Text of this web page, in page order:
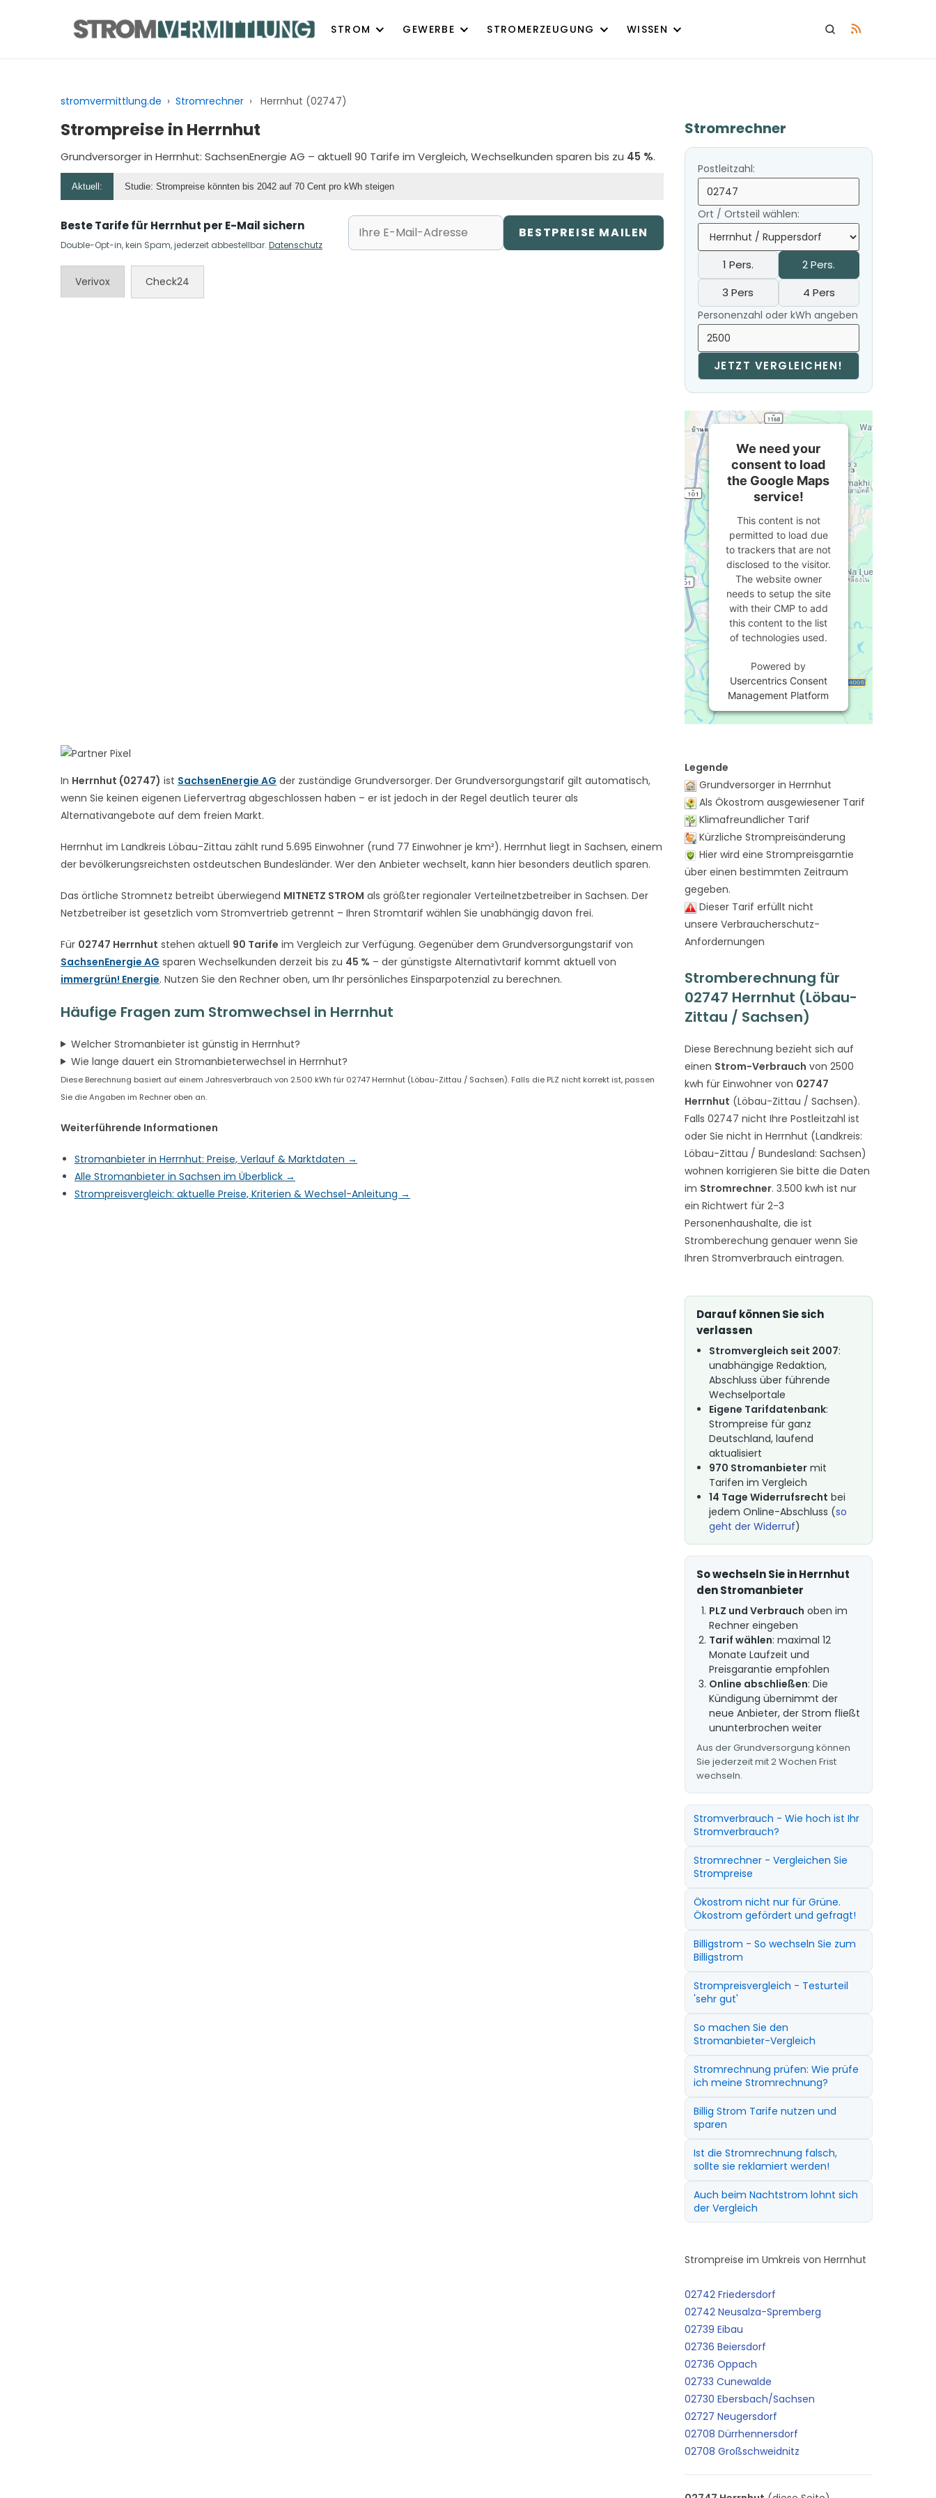
STROM GEWERBE STROMERZEUGUNG WISSEN
stromvermittlung.de › Stromrechner › Herrnhut (02747)
Strompreise in Herrnhut
Grundversorger in Herrnhut: SachsenEnergie AG – aktuell 90 Tarife im Vergleich, Wechselkunden sparen bis zu 45 %.
In Herrnhut (02747) ist SachsenEnergie AG der zuständige Grundversorger. Der Grundversorgungstarif gilt automatisch,
wenn Sie keinen eigenen Liefervertrag abgeschlossen haben – er ist jedoch in der Regel deutlich teurer als
Alternativangebote auf dem freien Markt.
Herrnhut im Landkreis Löbau-Zittau zählt rund 5.695 Einwohner (rund 77 Einwohner je km²). Herrnhut liegt in Sachsen, einem
der bevölkerungsreichsten ostdeutschen Bundesländer. Wer den Anbieter wechselt, kann hier besonders deutlich sparen.
Das örtliche Stromnetz betreibt überwiegend MITNETZ STROM als größter regionaler Verteilnetzbetreiber in Sachsen. Der
Netzbetreiber ist gesetzlich vom Stromvertrieb getrennt – Ihren Stromtarif wählen Sie unabhängig davon frei.
Für 02747 Herrnhut stehen aktuell 90 Tarife im Vergleich zur Verfügung. Gegenüber dem Grundversorgungstarif von
SachsenEnergie AG sparen Wechselkunden derzeit bis zu 45 % – der günstigste Alternativtarif kommt aktuell von
immergrün! Energie. Nutzen Sie den Rechner oben, um Ihr persönliches Einsparpotenzial zu berechnen.
Häufige Fragen zum Stromwechsel in Herrnhut
Welcher Stromanbieter ist günstig in Herrnhut?
Wie lange dauert ein Stromanbieterwechsel in Herrnhut?
Diese Berechnung basiert auf einem Jahresverbrauch von 2.500 kWh für 02747 Herrnhut (Löbau-Zittau / Sachsen). Falls die PLZ nicht korrekt ist, passen
Sie die Angaben im Rechner oben an.
Weiterführende Informationen
Stromanbieter in Herrnhut: Preise, Verlauf & Marktdaten →
Alle Stromanbieter in Sachsen im Überblick →
Strompreisvergleich: aktuelle Preise, Kriterien & Wechsel-Anleitung →
Aktuell: Studie: Strompreise könnten bis 2042 auf 70 Cent pro kWh steigen
Beste Tarife für Herrnhut per E-Mail sichern
Double-Opt-in, kein Spam, jederzeit abbestellbar. Datenschutz
BESTPREISE MAILEN
Verivox Check24
Stromrechner
Postleitzahl:
Ort / Ortsteil wählen:
1 Pers.
2 Pers.
3 Pers
4 Pers
Personenzahl oder kWh angeben
JETZT VERGLEICHEN!
We need your
consent to load
the Google Maps
service!
This content is not
permitted to load due
to trackers that are not
disclosed to the visitor.
The website owner
needs to setup the site
with their CMP to add
this content to the list
of technologies used.
Powered by
Usercentrics Consent
Management Platform
Legende
Grundversorger in Herrnhut
Als Ökostrom ausgewiesener Tarif
Klimafreundlicher Tarif
Kürzliche Strompreisänderung
Hier wird eine Strompreisgarntie
über einen bestimmten Zeitraum
gegeben.
Dieser Tarif erfüllt nicht
unsere Verbraucherschutz-
Anfordernungen
Stromberechnung für
02747 Herrnhut (Löbau-
Zittau / Sachsen)
Diese Berechnung bezieht sich auf
einen Strom-Verbrauch von 2500
kwh für Einwohner von 02747
Herrnhut (Löbau-Zittau / Sachsen).
Falls 02747 nicht Ihre Postleitzahl ist
oder Sie nicht in Herrnhut (Landkreis:
Löbau-Zittau / Bundesland: Sachsen)
wohnen korrigieren Sie bitte die Daten
im Stromrechner. 3.500 kwh ist nur
ein Richtwert für 2-3
Personenhaushalte, die ist
Stromberechung genauer wenn Sie
Ihren Stromverbrauch eintragen.
Darauf können Sie sich
verlassen
Stromvergleich seit 2007:
unabhängige Redaktion,
Abschluss über führende
Wechselportale
Eigene Tarifdatenbank:
Strompreise für ganz
Deutschland, laufend
aktualisiert
970 Stromanbietermit
Tarifen im Vergleich
14 Tage Widerrufsrecht bei
jedem Online-Abschluss (so
geht der Widerruf)
So wechseln Sie in Herrnhut
den Stromanbieter
PLZ und Verbrauch oben im
Rechner eingeben
Tarif wählen: maximal 12
Monate Laufzeit und
Preisgarantie empfohlen
Online abschließen: Die
Kündigung übernimmt der
neue Anbieter, der Strom fließt
ununterbrochen weiter
Aus der Grundversorgung können
Sie jederzeit mit 2 Wochen Frist
wechseln.
Stromverbrauch - Wie hoch ist Ihr
Stromverbrauch?
Stromrechner - Vergleichen Sie
Strompreise
Ökostrom nicht nur für Grüne.
Ökostrom gefördert und gefragt!
Billigstrom - So wechseln Sie zum
Billigstrom
Strompreisvergleich - Testurteil
'sehr gut'
So machen Sie den
Stromanbieter-Vergleich
Stromrechnung prüfen: Wie prüfe
ich meine Stromrechnung?
Billig Strom Tarife nutzen und
sparen
Ist die Stromrechnung falsch,
sollte sie reklamiert werden!
Auch beim Nachtstrom lohnt sich
der Vergleich
Strompreise im Umkreis von Herrnhut
02742 Friedersdorf
02742 Neusalza-Spremberg
02739 Eibau
02736 Beiersdorf
02736 Oppach
02733 Cunewalde
02730 Ebersbach/Sachsen
02727 Neugersdorf
02708 Dürrhennersdorf
02708 Großschweidnitz